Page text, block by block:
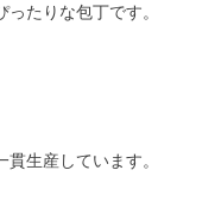
たりな包丁です。
生産しています。